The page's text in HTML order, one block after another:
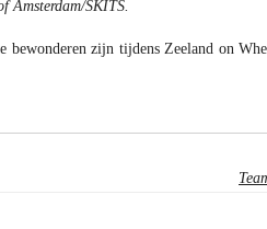
Amsterdam/SKITS.
zijn tijdens Zeeland on